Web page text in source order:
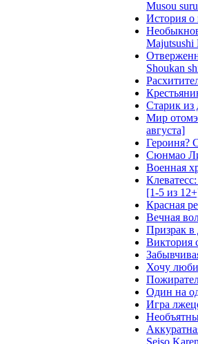
Musou
История о
Majutsushi
Shoukan
Старик из
Мир
августа]
Героиня?
Сюнмао
Военная
[1-5 из
Красная
Вечная
Призрак в
Виктория
Хочу
Один на
Игра
Seiso